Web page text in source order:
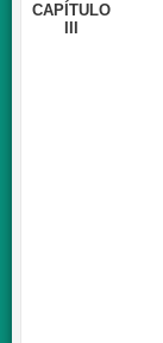
CAPÍTULO